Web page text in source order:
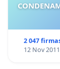
2 047
12 Nov 2011